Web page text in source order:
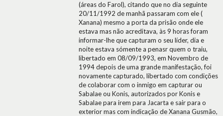
(áreas do Farol), citando que no dia seguinte
20/11/1992 de manhã passaram com ele (
Xanana) mesmo a porta da prisão onde ele
estava mas não acreditava, às 9 horas foram
informar-lhe que capturam o seu líder, dia e
noite estava sómente a penasr quem o traiu,
libertado em 08/09/1993, em Novembro de
1994 depois de uma grande manifestação, foi
novamente capturado, libertado com condições
de colaborar com o inmigo em capturar ou
Sabalae ou Konis, autorizados por Konis e
Sabalae para irem para Jacarta e sair para o
exterior mas com indicação de Xanana Gusmão,